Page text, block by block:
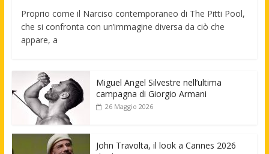
Proprio come il Narciso contemporaneo di The Pitti Pool,
che si confronta con un’immagine diversa da ciò che
appare, a
Miguel Angel Silvestre nell’ultima
campagna di Giorgio Armani
26 Maggio 2026
John Travolta, il look a Cannes 2026